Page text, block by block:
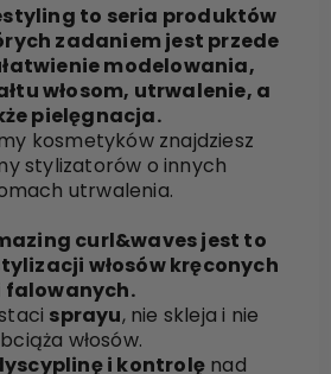
to seria produktów
zadaniem jest przede
modelowania,
włosom, utrwalenie, a
pielęgnacja.
kosmetyków znajdziesz
stylizatorów o innych
utrwalenia.
curl&waves jest to
włosów kręconych
falowanych.
sprayu, nie skleja i nie
włosów.
i kontrolę nad